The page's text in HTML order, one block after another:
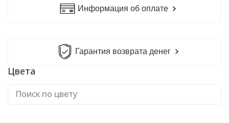
Информация об оплате
Гарантия возврата денег
Цвета